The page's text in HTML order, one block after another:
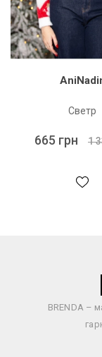
Светр
665 грн 1
BRENDA –